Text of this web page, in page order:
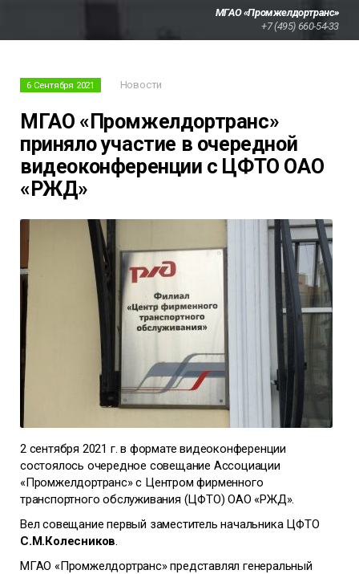
МГАО «Промжелдортранс»
+7 (495) 660-54-33
6 Сентября 2021 Новости
МГАО «Промжелдортранс»
приняло участие в очередной
видеоконференции с ЦФТО ОАО
«РЖД»
2 сентября 2021 г. в формате видеоконференции
состоялось очередное совещание Ассоциации
«Промжелдортранс» с Центром фирменного
транспортного обслуживания (ЦФТО) ОАО «РЖД».
Вел совещание первый заместитель начальника ЦФТО
С.М.Колесников.
МГАО «Промжелдортранс» представлял генеральный